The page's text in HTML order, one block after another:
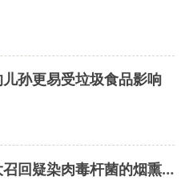
孙更易受垃圾食品影响
加拿大扩大召回疑染肉毒杆菌的烟熏鱼